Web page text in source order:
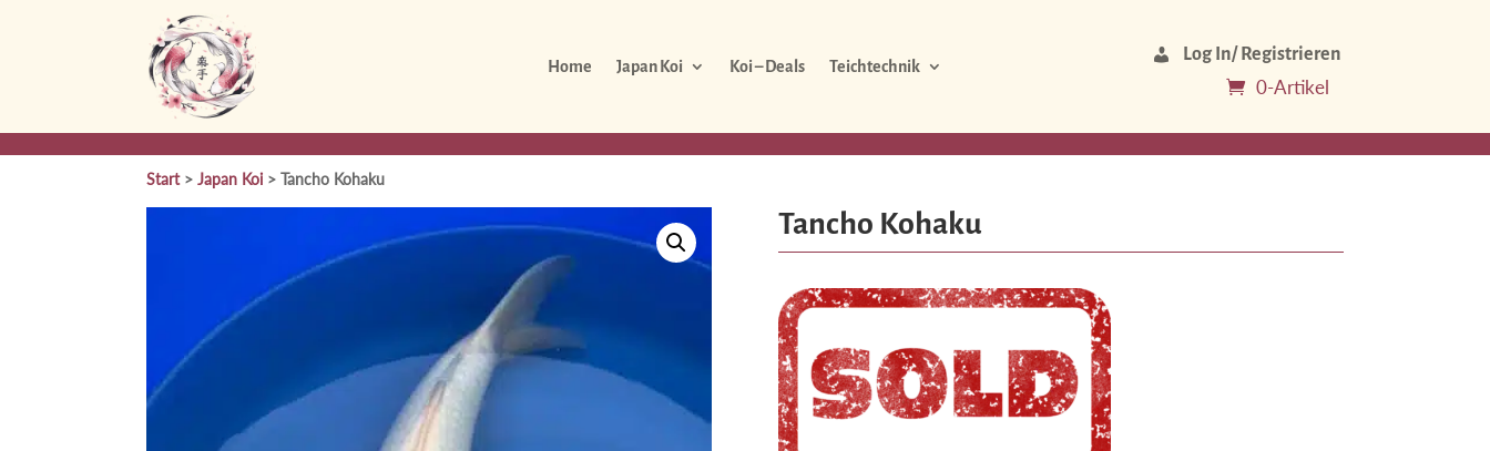
Home Japan Koi Koi – Deals Teichtechnik
Log In/ Registrieren
0-Artikel
Start> Japan Koi > Tancho Kohaku
Tancho Kohaku